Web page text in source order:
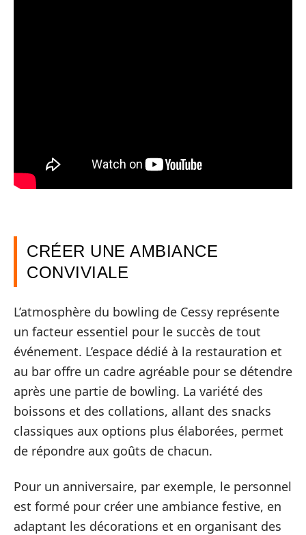
CRÉER UNE AMBIANCE
CONVIVIALE
L’atmosphère du bowling de Cessy représente
un facteur essentiel pour le succès de tout
événement. L’espace dédié à la restauration et
au bar offre un cadre agréable pour se détendre
après une partie de bowling. La variété des
boissons et des collations, allant des snacks
classiques aux options plus élaborées, permet
de répondre aux goûts de chacun.
Pour un anniversaire, par exemple, le personnel
est formé pour créer une ambiance festive, en
adaptant les décorations et en organisant des